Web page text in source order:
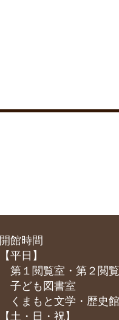
開館時間
【平日】
第１閲覧室・第２閲
子ども図書室 9
くまもと⽂学・歴史
【土・日・祝】